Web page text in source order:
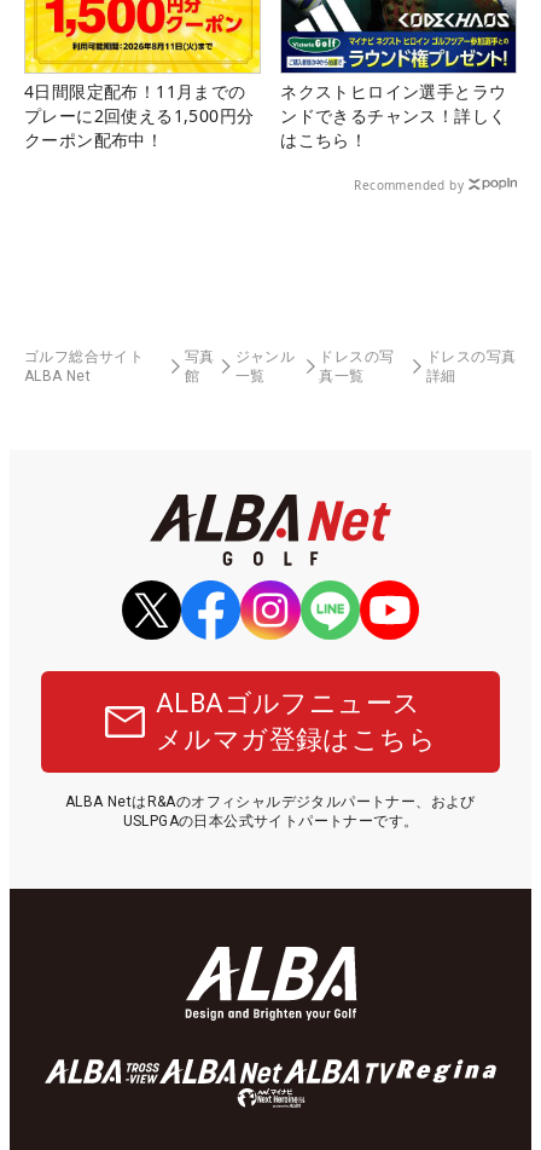
4日間限定配布！11月までの
プレーに2回使える1,500円分
クーポン配布中！
ネクストヒロイン選手とラウ
ンドできるチャンス！詳しく
はこちら！
Recommended by
ゴルフ総合サイト
ALBA Net
写真
館
ジャンル
一覧
ドレスの写
真一覧
ドレスの写真
詳細
ALBAゴルフニュース
メルマガ登録はこちら
ALBA NetはR&Aのオフィシャルデジタルパートナー、および
USLPGAの日本公式サイトパートナーです。